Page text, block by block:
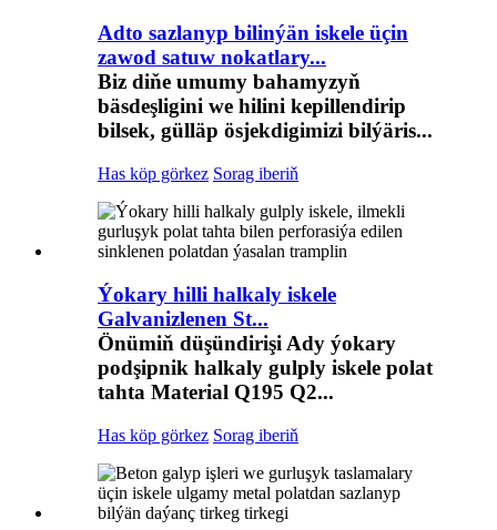
Adto sazlanyp bilinýän iskele üçin
zawod satuw nokatlary...
Biz diňe umumy bahamyzyň
bäsdeşligini we hilini kepillendirip
bilsek, gülläp ösjekdigimizi bilýäris...
Has köp görkez Sorag iberiň
Ýokary hilli halkaly iskele
Galvanizlenen St...
Önümiň düşündirişi Ady ýokary
podşipnik halkaly gulply iskele polat
tahta Material Q195 Q2...
Has köp görkez Sorag iberiň